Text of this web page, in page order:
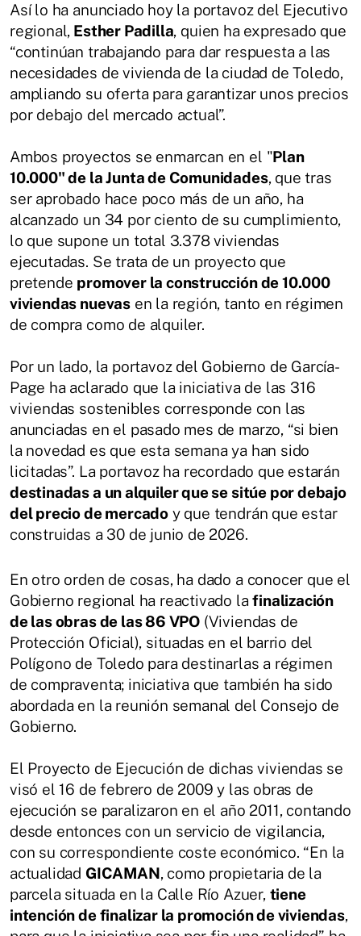
Así lo ha anunciado hoy la portavoz del Ejecutivo
regional, Esther Padilla, quien ha expresado que
“continúan trabajando para dar respuesta a las
necesidades de vivienda de la ciudad de Toledo,
ampliando su oferta para garantizar unos precios
por debajo del mercado actual”.
Ambos proyectos se enmarcan en el "Plan
10.000" de la Junta de Comunidades, que tras
ser aprobado hace poco más de un año, ha
alcanzado un 34 por ciento de su cumplimiento,
lo que supone un total 3.378 viviendas
ejecutadas. Se trata de un proyecto que
pretende promover la construcción de 10.000
viviendas nuevasen la región, tanto en régimen
de compra como de alquiler.
Por un lado, la portavoz del Gobierno de García-
Page ha aclarado que la iniciativa de las 316
viviendas sostenibles corresponde con las
anunciadas en el pasado mes de marzo, “si bien
la novedad es que esta semana ya han sido
licitadas”. La portavoz ha recordado que estarán
destinadas a un alquiler que se sitúe por debajo
del precio de mercado y que tendrán que estar
construidas a 30 de junio de 2026.
En otro orden de cosas, ha dado a conocer que el
Gobierno regional ha reactivado lafinalización
de las obras de las 86 VPO (Viviendas de
Protección Oficial), situadas en el barrio del
Polígono de Toledo para destinarlas a régimen
de compraventa; iniciativa que también ha sido
abordada en la reunión semanal del Consejo de
Gobierno.
El Proyecto de Ejecución de dichas viviendas se
visó el 16 de febrero de 2009 y las obras de
ejecución se paralizaron en el año 2011, contando
desde entonces con un servicio de vigilancia,
con su correspondiente coste económico. “En la
actualidad GICAMAN, como propietaria de la
parcela situada en la Calle Río Azuer, tiene
intención de finalizar la promoción de viviendas,